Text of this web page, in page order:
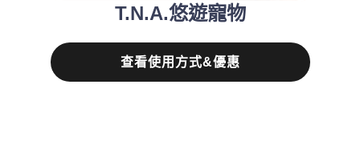
T.N.A.悠遊寵物
查看使用方式&優惠